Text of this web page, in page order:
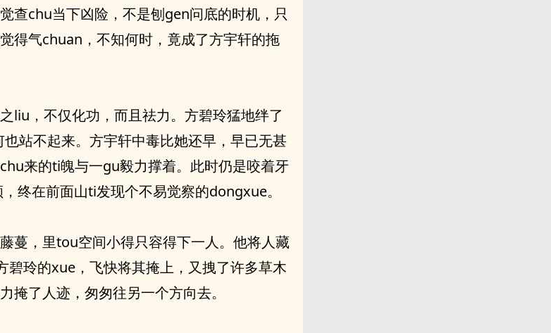
查chu当下凶险，不是刨gen问底的时机，只
得气chuan，不知何时，竟成了方宇轩的拖
liu，不仅化功，而且祛力。方碧玲猛地绊了
站不起来。方宇轩中毒比她还早，早已无甚
来的ti魄与一gu毅力撑着。此时仍是咬着牙
终在前面山ti发现个不易觉察的dongxue。
蔓，里tou空间小得只容得下一人。他将人藏
碧玲的xue，飞快将其掩上，又拽了许多草木
掩了人迹，匆匆往另一个方向去。